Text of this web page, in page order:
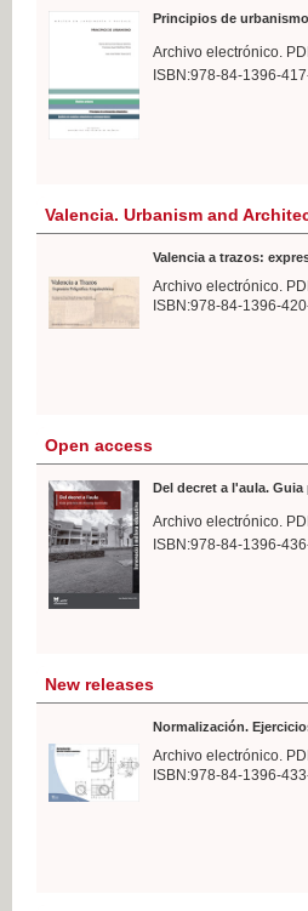
Principios de
Archivo electrónico.
ISBN:978-84-1396-
Valencia. Urbanism and
Valencia a trazos:
Archivo electrónico.
ISBN:978-84-1396-
Open access
Del decret a l'aula.
Archivo electrónico.
ISBN:978-84-1396-
New releases
Normalización.
Archivo electrónico.
ISBN:978-84-1396-